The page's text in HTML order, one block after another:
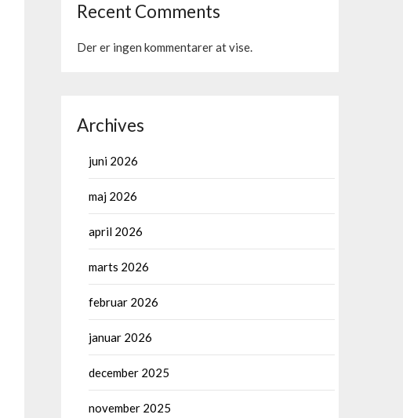
Recent Comments
Der er ingen kommentarer at vise.
Archives
juni 2026
maj 2026
april 2026
marts 2026
februar 2026
januar 2026
december 2025
november 2025